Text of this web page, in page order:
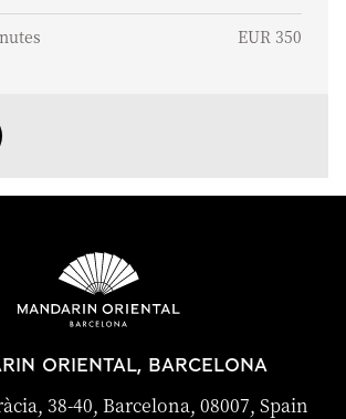
EUR 350
ORIENTAL, BARCELONA
38-40, Barcelona, 08007, Spain